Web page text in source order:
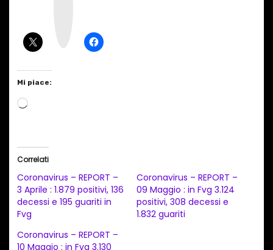
Mi piace:
C
a
m
e
n
Correlati
Coronavirus – REPORT –
3 Aprile : 1.879 positivi, 136
decessi e 195 guariti in
Fvg
Coronavirus – REPORT –
09 Maggio : in Fvg 3.124
positivi, 308 decessi e
1.832 guariti
Coronavirus – REPORT –
10 Maggio : in Fvg 3.130